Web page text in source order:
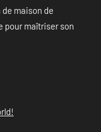
maison de
maîtriser son